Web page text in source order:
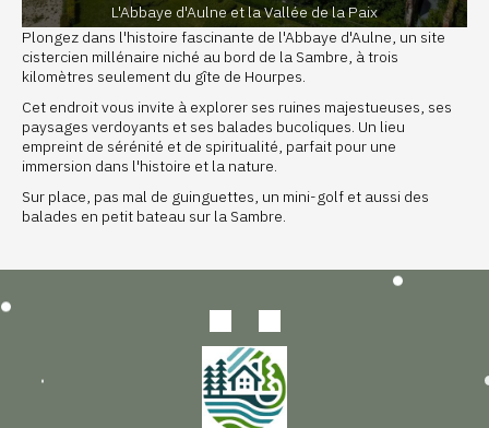
L'Abbaye d'Aulne et la Vallée de la Paix
Plongez dans l'histoire fascinante de l'Abbaye d'Aulne, un site
cistercien millénaire niché au bord de la Sambre, à trois
kilomètres seulement du gîte de Hourpes.
Cet endroit vous invite à explorer ses ruines majestueuses, ses
paysages verdoyants et ses balades bucoliques. Un lieu
empreint de sérénité et de spiritualité, parfait pour une
immersion dans l'histoire et la nature.
Sur place, pas mal de guinguettes, un mini-golf et aussi des
balades en petit bateau sur la Sambre.